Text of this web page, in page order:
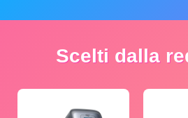
Scelti dalla